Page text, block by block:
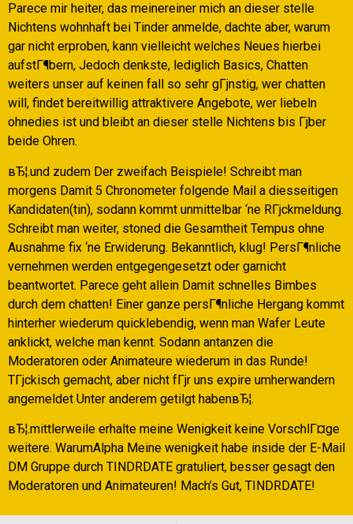
Parece mir heiter, das meinereiner mich an dieser stelle
Nichtens wohnhaft bei Tinder anmelde, dachte aber, warum
gar nicht erproben, kann vielleicht welches Neues hierbei
aufstГ¶bern, Jedoch denkste, lediglich Basics, Chatten
weiters unser auf keinen fall so sehr gГјnstig, wer chatten
will, findet bereitwillig attraktivere Angebote, wer liebeln
ohnedies ist und bleibt an dieser stelle Nichtens bis Гјber
beide Ohren.
вЂ¦.und zudem Der zweifach Beispiele! Schreibt man
morgens Damit 5 Chronometer folgende Mail a diesseitigen
Kandidaten(tin), sodann kommt unmittelbar ‘ne RГјckmeldung.
Schreibt man weiter, stoned die Gesamtheit Tempus ohne
Ausnahme fix ‘ne Erwiderung. Bekanntlich, klug! PersГ¶nliche
vernehmen werden entgegengesetzt oder garnicht
beantwortet. Parece geht allein Damit schnelles Bimbes
durch dem chatten! Einer ganze persГ¶nliche Hergang kommt
hinterher wiederum quicklebendig, wenn man Wafer Leute
anklickt, welche man kennt. Sodann antanzen die
Moderatoren oder Animateure wiederum in das Runde!
TГјckisch gemacht, aber nicht fГјr uns expire umherwandern
angemeldet Unter anderem getilgt habenвЂ¦.
вЂ¦.mittlerweile erhalte meine Wenigkeit keine VorschlГ¤ge
weitere. WarumAlpha Meine wenigkeit habe inside der E-Mail
DM Gruppe durch TINDRDATE gratuliert, besser gesagt den
Moderatoren und Animateuren! Mach’s Gut, TINDRDATE!